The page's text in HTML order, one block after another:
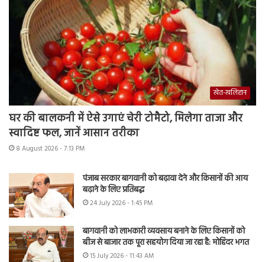
खेत-खलिहान
घर की बालकनी में ऐसे उगाएं चेरी टोमैटो, मिलेगा ताजा और
स्वादिष्ट फल, जानें आसान तरीका
8 August 2026 - 7:13 PM
पंजाब सरकार बागवानी को बढ़ावा देने और किसानों की आय
बढ़ाने के लिए प्रतिबद्ध
24 July 2026 - 1:45 PM
बागवानी को लाभकारी व्यवसाय बनाने के लिए किसानों को
बीज से बाजार तक पूरा सहयोग दिया जा रहा है: मोहिंदर भगत
15 July 2026 - 11:43 AM